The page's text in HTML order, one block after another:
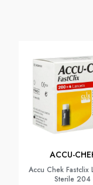
ACCU-
Accu Chek Fastclix
Sterile 204